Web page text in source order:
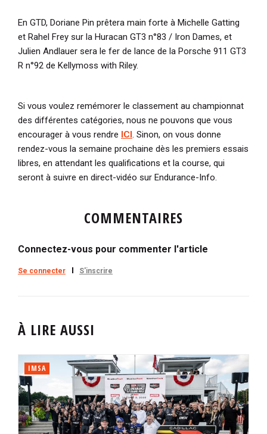
En GTD, Doriane Pin prêtera main forte à Michelle Gatting
et Rahel Frey sur la Huracan GT3 n°83 / Iron Dames, et
Julien Andlauer sera le fer de lance de la Porsche 911 GT3
R n°92 de Kellymoss with Riley.
Si vous voulez remémorer le classement au championnat
des différentes catégories, nous ne pouvons que vous
encourager à vous rendre ICI. Sinon, on vous donne
rendez-vous la semaine prochaine dès les premiers essais
libres, en attendant les qualifications et la course, qui
seront à suivre en direct-vidéo sur Endurance-Info.
COMMENTAIRES
Connectez-vous pour commenter l'article
Se connecter S'inscrire
À LIRE AUSSI
IMSA